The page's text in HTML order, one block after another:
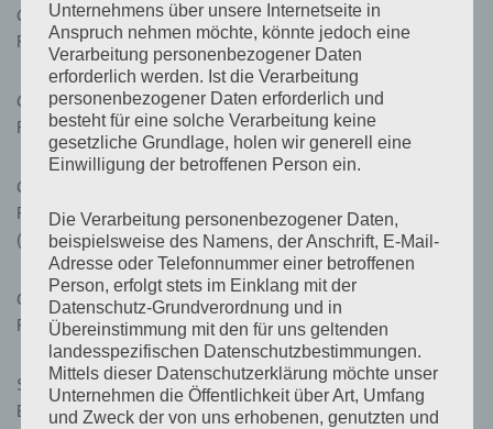
Gesetzliche Berufsbezeichnung Dr. med. Andreas Köhler:
Facharzt für Innere Medizin und Angiolgie (Details )
Gesetzliche Berufsbezeichnung Dr. med. Claudia Schnürer:
Fachärztin für Innere Medizin und Kardiologie (Details
Gesetzliche Berufsbezeichnung Dr. med. Annett Glanz:
Fachärztin für Innere Medizin, Angiologie und Kardiologie
( Details)
Gesetzliche Berufsbezeichnung Dr. med. Sandro Dittmar:
Facharzt für Innere Medizin und Kardiologie (Details
Sämtliche Berufsbezeichnungen verliehen in der
Bundesrepublik Deutschland
Unternehmens über unsere Internetseite in
Anspruch nehmen möchte, könnte jedoch eine
Verarbeitung personenbezogener Daten
erforderlich werden. Ist die Verarbeitung
personenbezogener Daten erforderlich und
besteht für eine solche Verarbeitung keine
gesetzliche Grundlage, holen wir generell eine
Einwilligung der betroffenen Person ein.
Die Verarbeitung personenbezogener Daten,
beispielsweise des Namens, der Anschrift, E-Mail-
Adresse oder Telefonnummer einer betroffenen
Person, erfolgt stets im Einklang mit der
Datenschutz-Grundverordnung und in
Übereinstimmung mit den für uns geltenden
landesspezifischen Datenschutzbestimmungen.
Mittels dieser Datenschutzerklärung möchte unser
Unternehmen die Öffentlichkeit über Art, Umfang
und Zweck der von uns erhobenen, genutzten und